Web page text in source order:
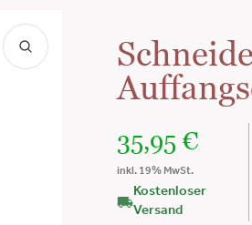
35,95 €
inkl. 19% MwSt.
Kostenloser
Versand